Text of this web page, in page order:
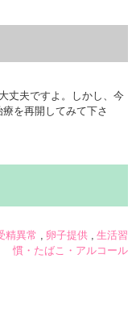
丈夫ですよ。しかし、今
を再開してみて下さ
精異常 卵子提供
生活習
慣・たばこ・アルコール